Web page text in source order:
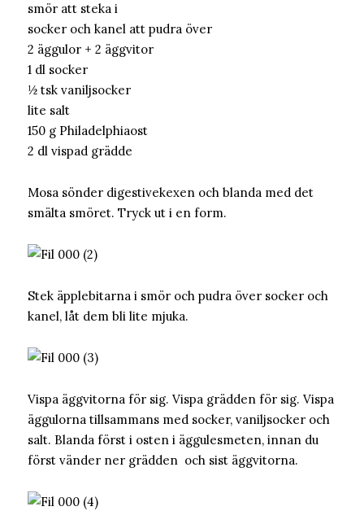
smör att steka i
socker och kanel att pudra över
2 äggulor + 2 äggvitor
1 dl socker
½ tsk vaniljsocker
lite salt
150 g Philadelphiaost
2 dl vispad grädde
Mosa sönder digestivekexen och blanda med det
smälta smöret. Tryck ut i en form.
Stek äpplebitarna i smör och pudra över socker och
kanel, låt dem bli lite mjuka.
Vispa äggvitorna för sig. Vispa grädden för sig. Vispa
äggulorna tillsammans med socker, vaniljsocker och
salt. Blanda först i osten i äggulesmeten, innan du
först vänder ner grädden och sist äggvitorna.